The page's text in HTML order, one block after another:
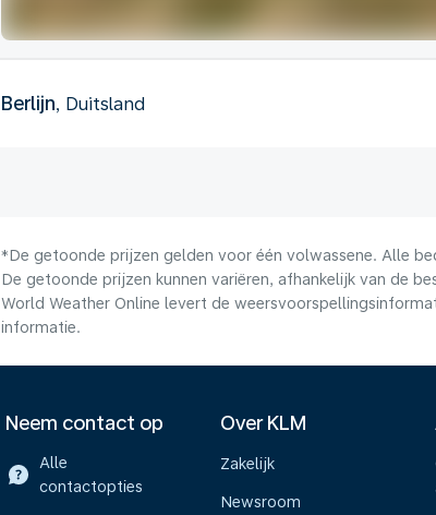
Berlijn, Duitsland
*De getoonde prijzen gelden voor één volwassene. Alle
De getoonde prijzen kunnen variëren, afhankelijk van de
World Weather Online levert de
informatie.
Neem contact op
Alle
contactopties
Over KLM
Zakelijk
Newsroom